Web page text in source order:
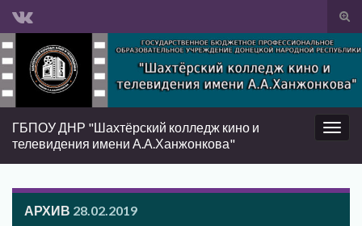
Вкл/
Search for:
Вкл/
ГБПОУ ДНР "Шахтёрский колледж кино и
телевидения имени А.А.Ханжонкова"
АРХИВ 28.02.2019